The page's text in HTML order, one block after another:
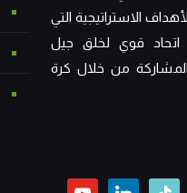
الاستراتيجية التي
قوي لخلق جيل
من خلال كرة